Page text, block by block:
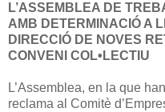
L’ASSEMBLEA DE
AMB DETERMINACIÓ A
DIRECCIÓ DE NOVES
CONVENI COL•LECTIU
L’Assemblea, en la que
reclama al Comitè